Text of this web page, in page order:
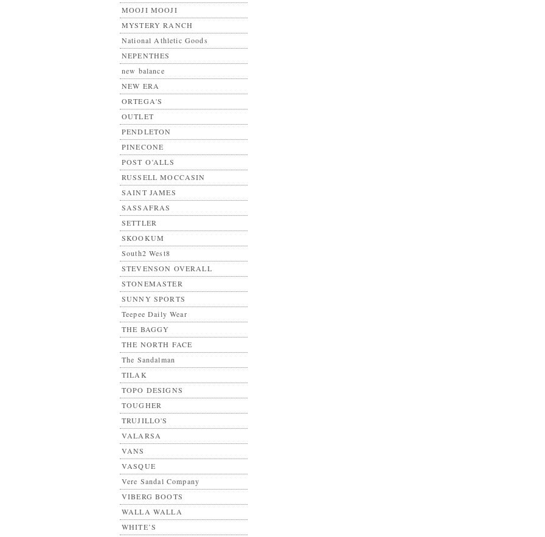
MOOJI MOOJI
MYSTERY RANCH
National Athletic Goods
NEPENTHES
new balance
NEW ERA
ORTEGA'S
OUTLET
PENDLETON
PINECONE
POST O’ALLS
RUSSELL MOCCASIN
SAINT JAMES
SASSAFRAS
SETTLER
SKOOKUM
South2 West8
STEVENSON OVERALL
STONEMASTER
SUNNY SPORTS
Teepee Daily Wear
THE BAGGY
THE NORTH FACE
The Sandalman
TILAK
TOPO DESIGNS
TOUGHER
TRUJILLO'S
VALARSA
VANS
VASQUE
Vere Sandal Company
VIBERG BOOTS
WALLA WALLA
WHITE’S